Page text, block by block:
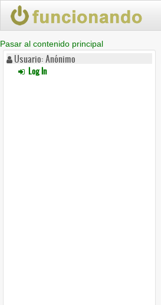
Pasar al contenido principal
Usuario: Anónimo
Log In